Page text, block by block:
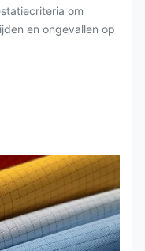
om
en ongevallen op